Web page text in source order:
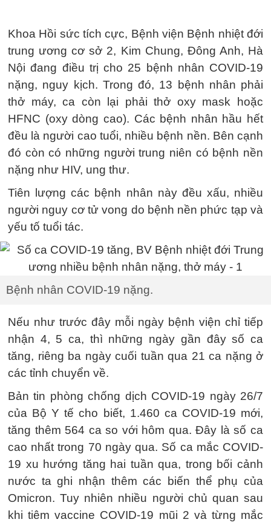
Khoa Hồi sức tích cực, Bệnh viện Bệnh nhiệt đới
trung ương cơ sở 2, Kim Chung, Đông Anh, Hà
Nội đang điều trị cho 25 bệnh nhân COVID-19
nặng, nguy kịch. Trong đó, 13 bệnh nhân phải
thở máy, ca còn lại phải thở oxy mask hoặc
HFNC (oxy dòng cao). Các bệnh nhân hầu hết
đều là người cao tuổi, nhiều bệnh nền. Bên cạnh
đó còn có những người trung niên có bệnh nền
nặng như HIV, ung thư.
Tiên lượng các bệnh nhân này đều xấu, nhiều
người nguy cơ tử vong do bệnh nền phức tạp và
yếu tố tuổi tác.
Bệnh nhân COVID-19 nặng.
Nếu như trước đây mỗi ngày bệnh viện chỉ tiếp
nhận 4, 5 ca, thì những ngày gần đây số ca
tăng, riêng ba ngày cuối tuần qua 21 ca nặng ở
các tỉnh chuyển về.
Bản tin phòng chống dịch COVID-19 ngày 26/7
của Bộ Y tế cho biết, 1.460 ca COVID-19 mới,
tăng thêm 564 ca so với hôm qua. Đây là số ca
cao nhất trong 70 ngày qua. Số ca mắc COVID-
19 xu hướng tăng hai tuần qua, trong bối cảnh
nước ta ghi nhận thêm các biến thể phụ của
Omicron. Tuy nhiên nhiều người chủ quan sau
khi tiêm vaccine COVID-19 mũi 2 và từng mắc